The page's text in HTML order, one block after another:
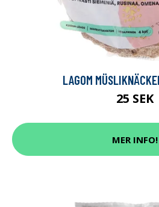
LAGOM
25 SEK
MER INFO!